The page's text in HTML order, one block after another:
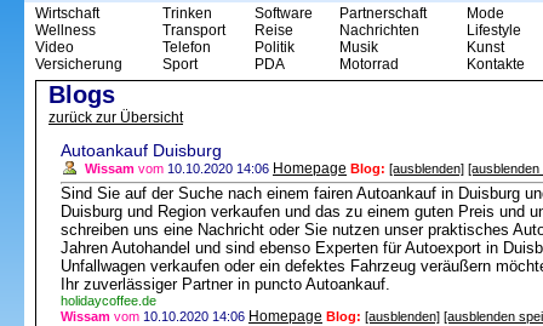
Wirtschaft
Wellness
Video
Versicherung
Trinken
Transport
Telefon
Sport
Software
Reise
Politik
PDA
Partnerschaft
Nachrichten
Musik
Motorrad
Mode
Lifestyle
Kunst
Kontakte
Blogs
zurück zur Übersicht
Autoankauf Duisburg
Wissam vom 10.10.2020 14:06 Homepage Blog: [ausblenden]
Sind Sie auf der Suche nach einem fairen Autoankauf in Duisburg
Duisburg und Region verkaufen und das zu einem guten Preis und
schreiben uns eine Nachricht oder Sie nutzen unser praktisches
Jahren Autohandel und sind ebenso Experten für Autoexport in
Unfallwagen verkaufen oder ein defektes Fahrzeug veräußern
Ihr zuverlässiger Partner in puncto Autoankauf.
holidaycoffee.de
Wissam vom 10.10.2020 14:06 Homepage Blog: [ausblenden] [ausblenden